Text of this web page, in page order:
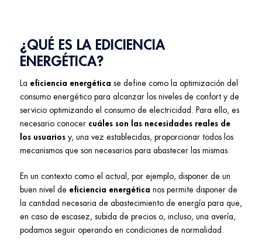
¿QUÉ ES LA EDICIENCIA
ENERGÉTICA?
La eficiencia energética se define como la optimización del
consumo energético para alcanzar los niveles de confort y de
servicio optimizando el consumo de electricidad. Para ello, es
necesario conocer cuáles son las necesidades reales de
los usuarios y, una vez establecidas, proporcionar todos los
mecanismos que son necesarios para abastecer las mismas.
En un contexto como el actual, por ejemplo, disponer de un
buen nivel de eficiencia energética nos permite disponer de
la cantidad necesaria de abastecimiento de energía para que,
en caso de escasez, subida de precios o, incluso, una avería,
podamos seguir operando en condiciones de normalidad.